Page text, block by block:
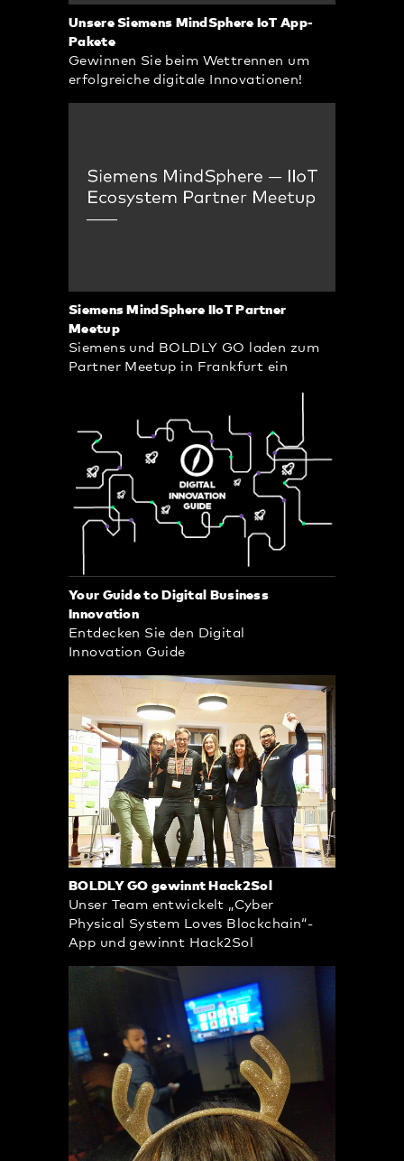
Unsere Siemens MindSphere IoT App-
Pakete
Gewinnen Sie beim Wettrennen um
erfolgreiche digitale Innovationen!
Siemens MindSphere IIoT Partner
Meetup
Siemens und BOLDLY GO laden zum
Partner Meetup in Frankfurt ein
Your Guide to Digital Business
Innovation
Entdecken Sie den Digital
Innovation Guide
BOLDLY GO gewinnt Hack2Sol
Unser Team entwickelt „Cyber
Physical System Loves Blockchain“-
App und gewinnt Hack2Sol